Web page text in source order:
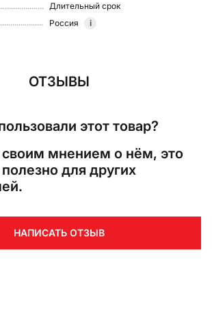
Длительный срок
Россия i
ОТЗЫВЫ
этот товар?
мнением о нём, это
для других
НАПИСАТЬ ОТЗЫВ